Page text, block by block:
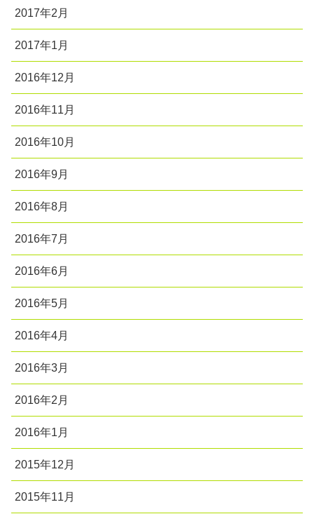
2017年2月
2017年1月
2016年12月
2016年11月
2016年10月
2016年9月
2016年8月
2016年7月
2016年6月
2016年5月
2016年4月
2016年3月
2016年2月
2016年1月
2015年12月
2015年11月